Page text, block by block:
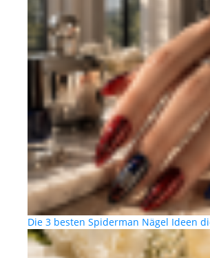
Die 3 besten Spiderman Nägel Ideen